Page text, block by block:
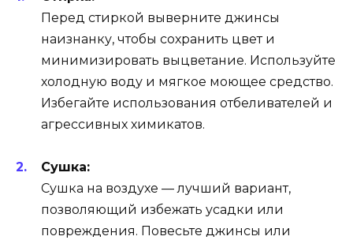
Перед стиркой выверните джинсы
наизнанку, чтобы сохранить цвет и
минимизировать выцветание. Используйте
холодную воду и мягкое моющее средство.
Избегайте использования отбеливателей и
агрессивных химикатов.
Сушка:
Сушка на воздухе — лучший вариант,
позволяющий избежать усадки или
повреждения. Повесьте джинсы или